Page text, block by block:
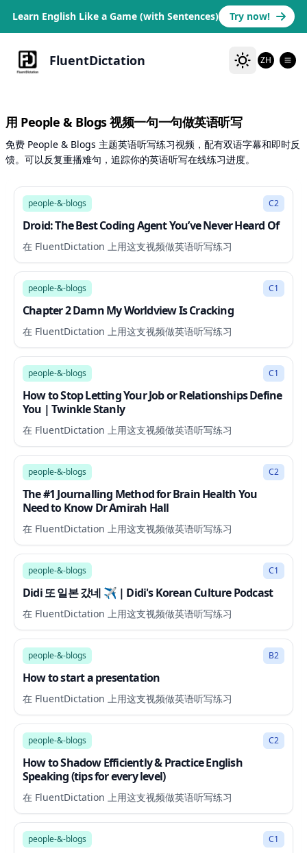
Learn English Like a Game (with Sentences) Try now!
FluentDictation ZH
用 People & Blogs 视频一句一句做英语听写
免费 People & Blogs 主题英语听写练习视频，配有双语字幕和即时反
馈。可以反复重播难句，追踪你的英语听写在线练习进度。
people-&-blogs C2
Droid: The Best Coding Agent You’ve Never Heard Of
在 FluentDictation 上用这支视频做英语听写练习
7:06
people-&-blogs C1
Chapter 2 Damn My Worldview Is Cracking
在 FluentDictation 上用这支视频做英语听写练习
46:39
people-&-blogs C1
How to Stop Letting Your Job or Relationships Define
You | Twinkle Stanly
在 FluentDictation 上用这支视频做英语听写练习
7:26
people-&-blogs C2
The #1 Journalling Method for Brain Health You
Need to Know Dr Amirah Hall
在 FluentDictation 上用这支视频做英语听写练习
27:25
people-&-blogs C1
Didi 또 일본 갔네 ✈️ | Didi's Korean Culture Podcast
在 FluentDictation 上用这支视频做英语听写练习
3:27
people-&-blogs B2
How to start a presentation
在 FluentDictation 上用这支视频做英语听写练习
15:59
people-&-blogs C2
How to Shadow Efficiently & Practice English
Speaking (tips for every level)
在 FluentDictation 上用这支视频做英语听写练习
32:32
people-&-blogs C1